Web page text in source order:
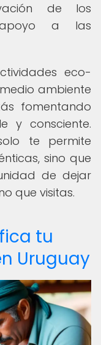
de los
a las
eco-
ambiente
fomentando
y consciente.
te permite
sino que
de dejar
que visitas.
tu
Uruguay